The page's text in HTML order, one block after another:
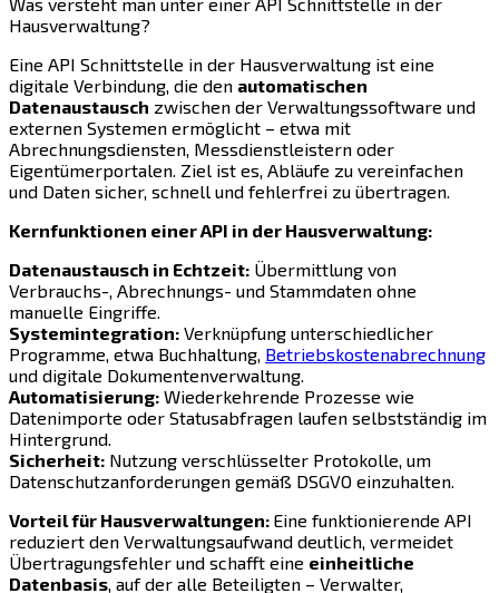
Hausverwaltung?
Eine API Schnittstelle in der Hausverwaltung ist eine
digitale Verbindung, die den automatischen
Datenaustausch zwischen der Verwaltungssoftware und
externen Systemen ermöglicht – etwa mit
Abrechnungsdiensten, Messdienstleistern oder
Eigentümerportalen. Ziel ist es, Abläufe zu vereinfachen
und Daten sicher, schnell und fehlerfrei zu übertragen.
Kernfunktionen einer API in der Hausverwaltung:
Datenaustausch in Echtzeit: Übermittlung von
Verbrauchs-, Abrechnungs- und Stammdaten ohne
manuelle Eingriffe.
Systemintegration: Verknüpfung unterschiedlicher
Programme, etwa Buchhaltung, Betriebskostenabrechnung
und digitale Dokumentenverwaltung.
Automatisierung: Wiederkehrende Prozesse wie
Datenimporte oder Statusabfragen laufen selbstständig im
Hintergrund.
Sicherheit: Nutzung verschlüsselter Protokolle, um
Datenschutzanforderungen gemäß DSGVO einzuhalten.
Vorteil für Hausverwaltungen: Eine funktionierende API
reduziert den Verwaltungsaufwand deutlich, vermeidet
Übertragungsfehler und schafft eine einheitliche
Datenbasis, auf der alle Beteiligten – Verwalter,